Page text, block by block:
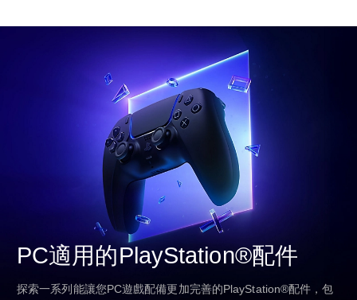
PC適用的PlayStation®配件
探索一系列能讓您PC遊戲配備更加完善的PlayStation®配件，包